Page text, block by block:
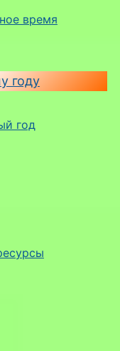
время
году
год